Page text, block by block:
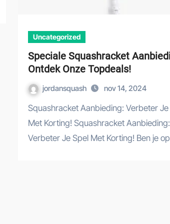
Uncategorized
Speciale Squashracket
Ontdek Onze Topdeals!
jordansquash nov 14, 2024
Squashracket Aanbieding: Verbeter Je Spel
Met Korting! Squashracket Aanbieding:
Verbeter Je Spel Met Korting! Ben je